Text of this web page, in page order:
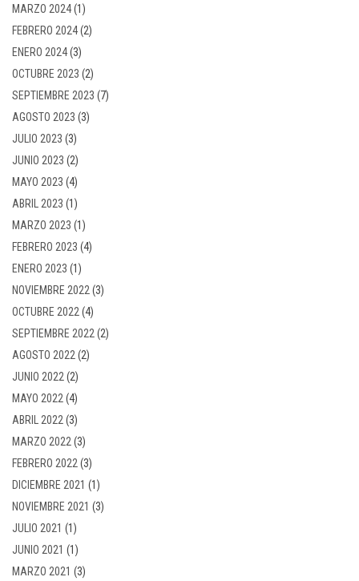
MARZO 2024(1)
FEBRERO 2024(2)
ENERO 2024(3)
OCTUBRE 2023 (2)
SEPTIEMBRE 2023 (7)
AGOSTO 2023 (3)
JULIO 2023 (3)
JUNIO 2023 (2)
MAYO 2023 (4)
ABRIL 2023 (1)
MARZO 2023 (1)
FEBRERO 2023 (4)
ENERO 2023 (1)
NOVIEMBRE 2022 (3)
OCTUBRE 2022 (4)
SEPTIEMBRE 2022 (2)
AGOSTO 2022 (2)
JUNIO 2022 (2)
MAYO 2022 (4)
ABRIL 2022 (3)
MARZO 2022 (3)
FEBRERO 2022 (3)
DICIEMBRE 2021 (1)
NOVIEMBRE 2021 (3)
JULIO 2021 (1)
JUNIO 2021 (1)
MARZO 2021 (3)